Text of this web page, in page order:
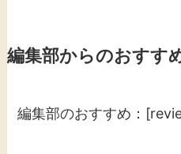
編集部からのおすす
編集部のおすすめ：